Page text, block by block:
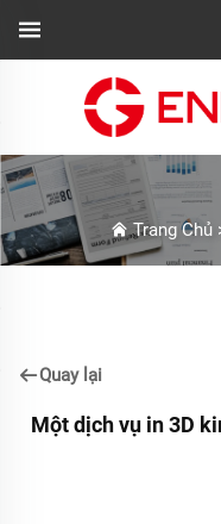
Trang Chủ
Quay lại
Một dịch vụ in 3D